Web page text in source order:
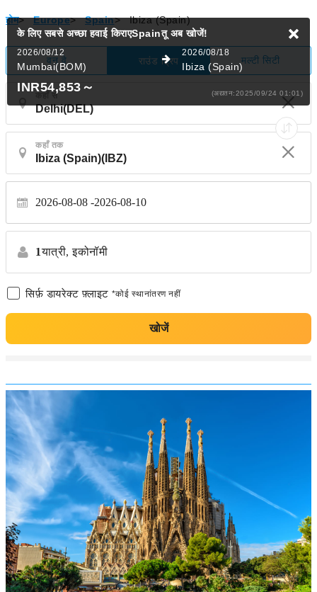
होम> Europe> Spain> Ibiza (Spain)
वन वे राउंड ट्रिप मल्टी सिटी
कहाँ से
कहाँ तक
2026-08-08 2026-08-10
1यात्री, इकोनॉमी
सिर्फ़ डायरेक्ट फ़्लाइट *कोई स्थानांतरण नहीं
खोजें
के लिए सबसे अच्छा हवाई किराएSpainतूअब खोजें!
2026/08/12
Mumbai(BOM)
2026/08/18
Ibiza (Spain)
INR54,853 ～ (अद्यतन:2025/09/24 01:01)